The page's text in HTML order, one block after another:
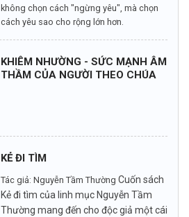
không chọn cách "ngừng yêu", mà chọn
cách yêu sao cho rộng lớn hơn.
KHIÊM NHƯỜNG - SỨC MẠNH ÂM
THẦM CỦA NGƯỜI THEO CHÚA
KẺ ĐI TÌM
Tác giả: Nguyễn Tầm Thường Cuốn sách
Kẻ đi tìm của linh mục Nguyễn Tầm
Thường mang đến cho độc giả một cái